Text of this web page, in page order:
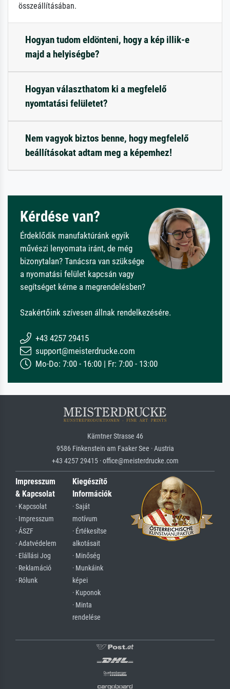
összeállításában.
Hogyan tudom eldönteni, hogy a kép illik-e
majd a helyiségbe?
Hogyan választhatom ki a megfelelő
nyomtatási felületet?
Nem vagyok biztos benne, hogy megfelelő
beállításokat adtam meg a képemhez!
Kérdése van?
Érdeklődik manufaktúránk egyik
művészi lenyomata iránt, de még
bizonytalan? Tanácsra van szüksége
a nyomatási felület kapcsán vagy
segítséget kérne a megrendelésben?
Szakértőink szívesen állnak rendelkezésére.
+43 4257 29415
support@meisterdrucke.com
Mo-Do: 7:00 - 16:00 | Fr: 7:00 - 13:00
Kärntner Strasse 46
9586 Finkenstein am Faaker See · Austria
+43 4257 29415 · office@meisterdrucke.com
Impresszum
& Kapcsolat
· Kapcsolat
· Impresszum
· ÁSZF
· Adatvédelem
· Elállási Jog
· Reklamáció
· Rólunk
Kiegészítő
Információk
· Saját
motívum
· Értékesítse
alkotásait
· Minőség
· Munkáink
képei
· Kuponok
· Minta
rendelése